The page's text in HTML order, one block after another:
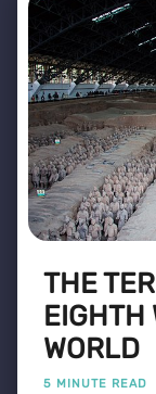
THE
EIGHTH
WORLD
5 MINUTE READ